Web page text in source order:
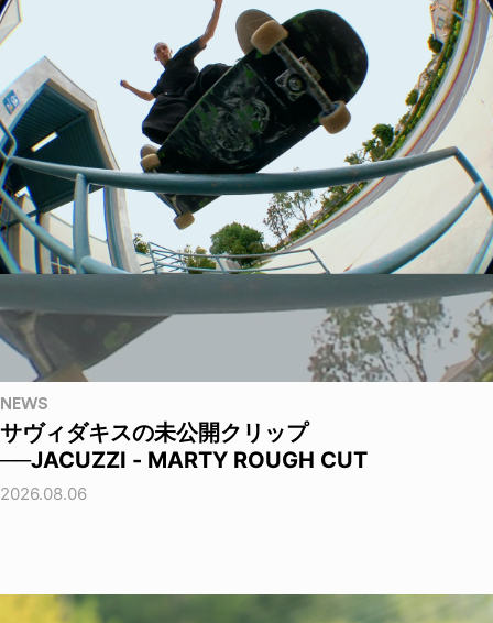
NEWS
サヴィダキスの未公開クリップ
──JACUZZI - MARTY ROUGH CUT
2026.08.06